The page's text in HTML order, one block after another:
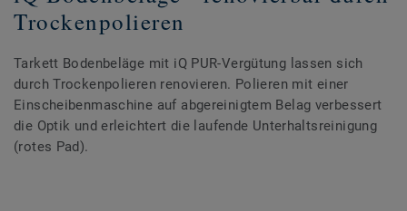
Trockenpolieren
Tarkett Bodenbeläge mit iQ PUR-Vergütung lassen sich
durch Trockenpolieren renovieren. Polieren mit einer
Einscheibenmaschine auf abgereinigtem Belag verbessert
die Optik und erleichtert die laufende Unterhaltsreinigung
(rotes Pad).